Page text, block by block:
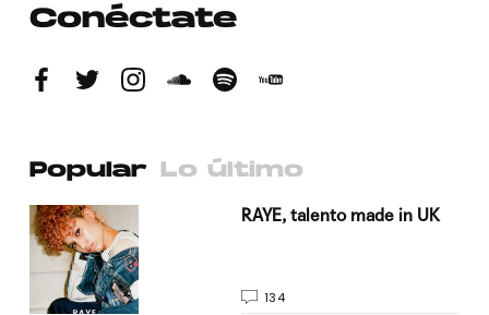
Conéctate
Popular Lo último
RAYE, talento made in UK
134